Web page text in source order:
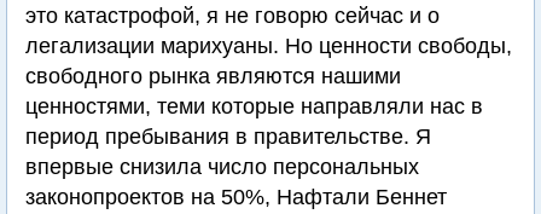
это катастрофой, я не говорю сейчас и о
легализации марихуаны. Но ценности свободы,
свободного рынка являются нашими
ценностями, теми которые направляли нас в
период пребывания в правительстве. Я
впервые снизила число персональных
законопроектов на 50%, Нафтали Беннет